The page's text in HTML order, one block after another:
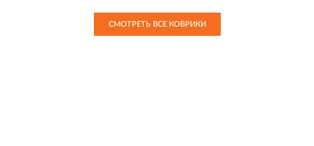
СМОТРЕТЬ ВСЕ КОВРИКИ